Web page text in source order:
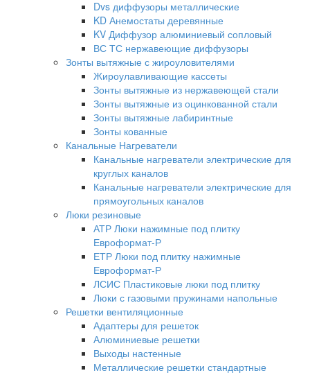
Dvs диффузоры металлические
KD Анемостаты деревянные
KV Диффузор алюминиевый сопловый
ВС ТС нержавеющие диффузоры
Зонты вытяжные с жироуловителями
Жироулавливающие кассеты
Зонты вытяжные из нержавеющей стали
Зонты вытяжные из оцинкованной стали
Зонты вытяжные лабиринтные
Зонты кованные
Канальные Нагреватели
Канальные нагреватели электрические для
круглых каналов
Канальные нагреватели электрические для
прямоугольных каналов
Люки резиновые
АТР Люки нажимные под плитку
Евроформат-Р
ЕТР Люки под плитку нажимные
Евроформат-Р
ЛСИС Пластиковые люки под плитку
Люки с газовыми пружинами напольные
Решетки вентиляционные
Адаптеры для решеток
Алюминиевые решетки
Выходы настенные
Металлические решетки стандартные